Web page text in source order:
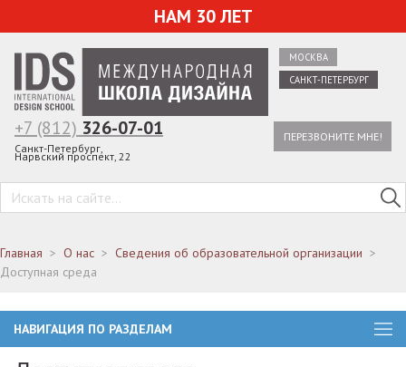
НАМ 30 ЛЕТ
МОСКВА
САНКТ-ПЕТЕРБУРГ
ПЕРЕЗВОНИТЕ МНЕ!
+7 (812) 326-07-01
Санкт-Петербург,
Нарвский проспект, 22
Главная О нас
Сведения об образовательной организации
Доступная среда
НАВИГАЦИЯ ПО РАЗДЕЛАМ